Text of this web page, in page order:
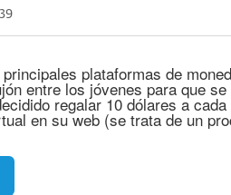
plataformas de
entre los jóvenes para que
regalar 10 dólares a
en su web (se trata de un